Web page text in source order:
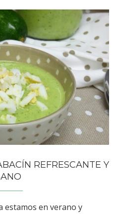
REFRESCANTE Y
estamos en verano y